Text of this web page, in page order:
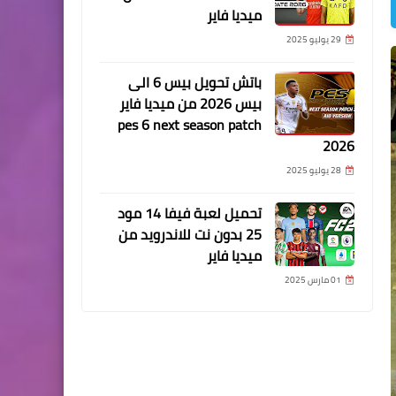
ميديا فاير
29 يوليو 2025
باتش تحويل بيس 6 الى
بيس 2026 من ميديا فاير
pes 6 next season patch
2026
28 يوليو 2025
تحميل لعبة فيفا 14 مود
25 بدون نت للاندرويد من
ميديا فاير
01 مارس 2025